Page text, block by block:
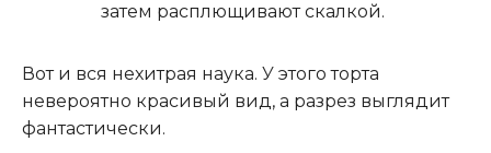
затем расплющивают скалкой.
Вот и вся нехитрая наука. У этого торта
невероятно красивый вид, а разрез выглядит
фантастически.